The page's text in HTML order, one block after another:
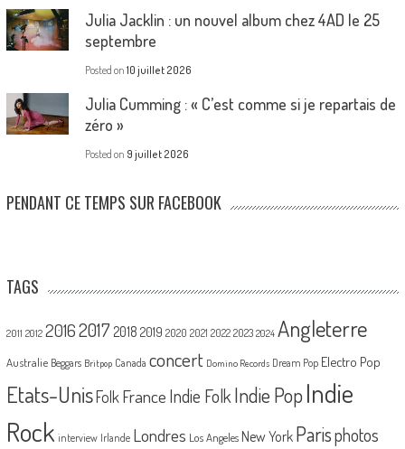
Julia Jacklin : un nouvel album chez 4AD le 25
septembre
Posted on 10 juillet 2026
Julia Cumming : « C’est comme si je repartais de
zéro »
Posted on 9 juillet 2026
PENDANT CE TEMPS SUR FACEBOOK
TAGS
2011 2012 20162017 2018 2019 2020 2021 2022 2023 2024 Angleterre
Australie Beggars Britpop Canada concert Domino Records Dream Pop Electro Pop
Etats-UnisFolk France Indie Folk Indie PopIndie
Rock interview Irlande Londres Los Angeles New York Parisphotos